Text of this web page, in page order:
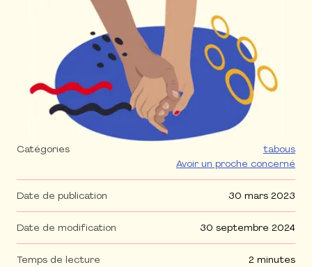
Catégories
tabous
Avoir un proche concerné
Date de publication 30 mars 2023
Date de modification 30 septembre 2024
Temps de lecture 2 minutes